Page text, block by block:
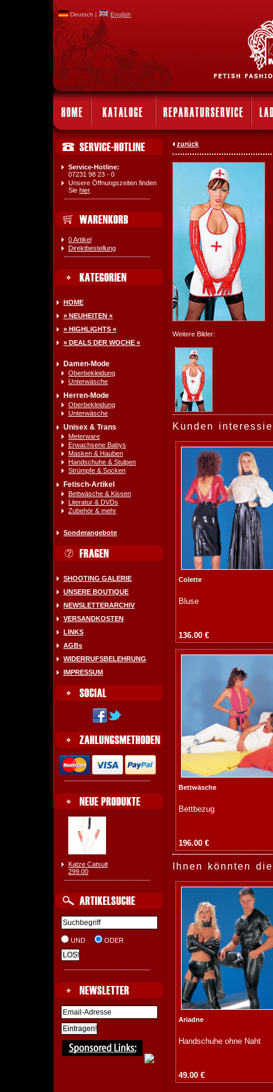
Deutsch | English
Service-Hotline:
07231 98 23 - 0
Unsere Öffnungszeiten finden
Sie hier.
0 Artikel
Direktbestellung
HOME
» NEUHEITEN «
» HIGHLIGHTS «
» DEALS DER WOCHE «
Damen-Mode
Oberbekleidung
Unterwäsche
Herren-Mode
Oberbekleidung
Unterwäsche
Unisex & Trans
Meterware
Erwachsene Babys
Masken & Hauben
Handschuhe & Stulpen
Strümpfe & Socken
Fetisch-Artikel
Bettwäsche & Kissen
Literatur & DVDs
Zubehör & mehr
Sonderangebote
SHOOTING GALERIE
UNSERE BOUTIQUE
NEWSLETTERARCHIV
VERSANDKOSTEN
LINKS
AGBs
WIDERRUFSBELEHRUNG
IMPRESSUM
Katze Catsuit
299.00
UND ODER
zurück
Weitere Bilder:
Kunden
Colette
Bluse
136.00 €
Bettwäsche
Bettbezug
196.00 €
Ihnen könnten
Ariadne
Handschuhe ohne Naht
49.00 €